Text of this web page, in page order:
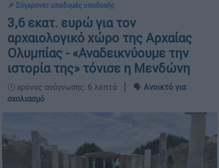
📌 Σύγχρονες υποδομές υποδοχής
3,6 εκατ. ευρώ για τον
αρχαιολογικό χώρο της Αρχαίας
Ολυμπίας - «Αναδεικνύουμε την
ιστορία της» τόνισε η Μενδώνη
🕛 χρόνος ανάγνωσης: 6 λεπτά ┋ 🗣️ Ανοικτό για
σχολιασμό